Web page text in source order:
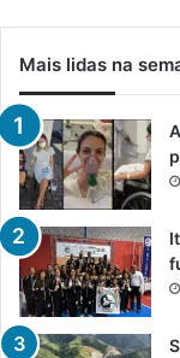
Mais lidas na